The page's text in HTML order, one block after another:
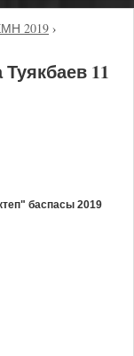
2019 ›
11
баспасы 2019